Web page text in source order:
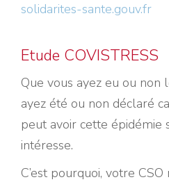
solidarites-sante.gouv.fr
Etude COVISTRESS
Que vous ayez eu ou non
ayez été ou non déclaré
peut avoir cette épidémie
intéresse.
C’est pourquoi, votre